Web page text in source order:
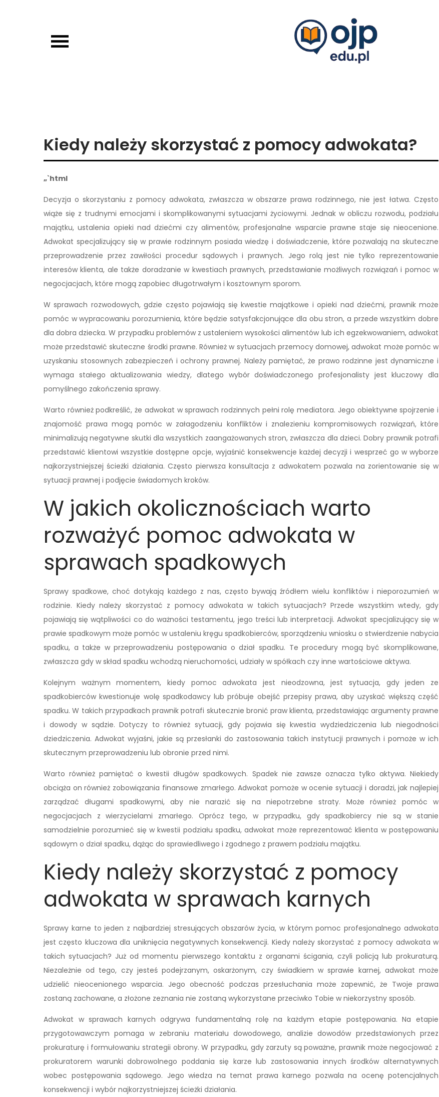
Kiedy należy skorzystać z pomocy adwokata?
„`html
Decyzja o skorzystaniu z pomocy adwokata, zwłaszcza w obszarze prawa rodzinnego, nie jest łatwa. Często
wiąże się z trudnymi emocjami i skomplikowanymi sytuacjami życiowymi. Jednak w obliczu rozwodu, podziału
majątku, ustalenia opieki nad dziećmi czy alimentów, profesjonalne wsparcie prawne staje się nieocenione.
Adwokat specjalizujący się w prawie rodzinnym posiada wiedzę i doświadczenie, które pozwalają na skuteczne
przeprowadzenie przez zawiłości procedur sądowych i prawnych. Jego rolą jest nie tylko reprezentowanie
interesów klienta, ale także doradzanie w kwestiach prawnych, przedstawianie możliwych rozwiązań i pomoc w
negocjacjach, które mogą zapobiec długotrwałym i kosztownym sporom.
W sprawach rozwodowych, gdzie często pojawiają się kwestie majątkowe i opieki nad dziećmi, prawnik może
pomóc w wypracowaniu porozumienia, które będzie satysfakcjonujące dla obu stron, a przede wszystkim dobre
dla dobra dziecka. W przypadku problemów z ustaleniem wysokości alimentów lub ich egzekwowaniem, adwokat
może przedstawić skuteczne środki prawne. Również w sytuacjach przemocy domowej, adwokat może pomóc w
uzyskaniu stosownych zabezpieczeń i ochrony prawnej. Należy pamiętać, że prawo rodzinne jest dynamiczne i
wymaga stałego aktualizowania wiedzy, dlatego wybór doświadczonego profesjonalisty jest kluczowy dla
pomyślnego zakończenia sprawy.
Warto również podkreślić, że adwokat w sprawach rodzinnych pełni rolę mediatora. Jego obiektywne spojrzenie i
znajomość prawa mogą pomóc w załagodzeniu konfliktów i znalezieniu kompromisowych rozwiązań, które
minimalizują negatywne skutki dla wszystkich zaangażowanych stron, zwłaszcza dla dzieci. Dobry prawnik potrafi
przedstawić klientowi wszystkie dostępne opcje, wyjaśnić konsekwencje każdej decyzji i wesprzeć go w wyborze
najkorzystniejszej ścieżki działania. Często pierwsza konsultacja z adwokatem pozwala na zorientowanie się w
sytuacji prawnej i podjęcie świadomych kroków.
W jakich okolicznościach warto
rozważyć pomoc adwokata w
sprawach spadkowych
Sprawy spadkowe, choć dotykają każdego z nas, często bywają źródłem wielu konfliktów i nieporozumień w
rodzinie. Kiedy należy skorzystać z pomocy adwokata w takich sytuacjach? Przede wszystkim wtedy, gdy
pojawiają się wątpliwości co do ważności testamentu, jego treści lub interpretacji. Adwokat specjalizujący się w
prawie spadkowym może pomóc w ustaleniu kręgu spadkobierców, sporządzeniu wniosku o stwierdzenie nabycia
spadku, a także w przeprowadzeniu postępowania o dział spadku. Te procedury mogą być skomplikowane,
zwłaszcza gdy w skład spadku wchodzą nieruchomości, udziały w spółkach czy inne wartościowe aktywa.
Kolejnym ważnym momentem, kiedy pomoc adwokata jest nieodzowna, jest sytuacja, gdy jeden ze
spadkobierców kwestionuje wolę spadkodawcy lub próbuje obejść przepisy prawa, aby uzyskać większą część
spadku. W takich przypadkach prawnik potrafi skutecznie bronić praw klienta, przedstawiając argumenty prawne
i dowody w sądzie. Dotyczy to również sytuacji, gdy pojawia się kwestia wydziedziczenia lub niegodności
dziedziczenia. Adwokat wyjaśni, jakie są przesłanki do zastosowania takich instytucji prawnych i pomoże w ich
skutecznym przeprowadzeniu lub obronie przed nimi.
Warto również pamiętać o kwestii długów spadkowych. Spadek nie zawsze oznacza tylko aktywa. Niekiedy
obciąża on również zobowiązania finansowe zmarłego. Adwokat pomoże w ocenie sytuacji i doradzi, jak najlepiej
zarządzać długami spadkowymi, aby nie narazić się na niepotrzebne straty. Może również pomóc w
negocjacjach z wierzycielami zmarłego. Oprócz tego, w przypadku, gdy spadkobiercy nie są w stanie
samodzielnie porozumieć się w kwestii podziału spadku, adwokat może reprezentować klienta w postępowaniu
sądowym o dział spadku, dążąc do sprawiedliwego i zgodnego z prawem podziału majątku.
Kiedy należy skorzystać z pomocy
adwokata w sprawach karnych
Sprawy karne to jeden z najbardziej stresujących obszarów życia, w którym pomoc profesjonalnego adwokata
jest często kluczowa dla uniknięcia negatywnych konsekwencji. Kiedy należy skorzystać z pomocy adwokata w
takich sytuacjach? Już od momentu pierwszego kontaktu z organami ścigania, czyli policją lub prokuraturą.
Niezależnie od tego, czy jesteś podejrzanym, oskarżonym, czy świadkiem w sprawie karnej, adwokat może
udzielić nieocenionego wsparcia. Jego obecność podczas przesłuchania może zapewnić, że Twoje prawa
zostaną zachowane, a złożone zeznania nie zostaną wykorzystane przeciwko Tobie w niekorzystny sposób.
Adwokat w sprawach karnych odgrywa fundamentalną rolę na każdym etapie postępowania. Na etapie
przygotowawczym pomaga w zebraniu materiału dowodowego, analizie dowodów przedstawionych przez
prokuraturę i formułowaniu strategii obrony. W przypadku, gdy zarzuty są poważne, prawnik może negocjować z
prokuratorem warunki dobrowolnego poddania się karze lub zastosowania innych środków alternatywnych
wobec postępowania sądowego. Jego wiedza na temat prawa karnego pozwala na ocenę potencjalnych
konsekwencji i wybór najkorzystniejszej ścieżki działania.